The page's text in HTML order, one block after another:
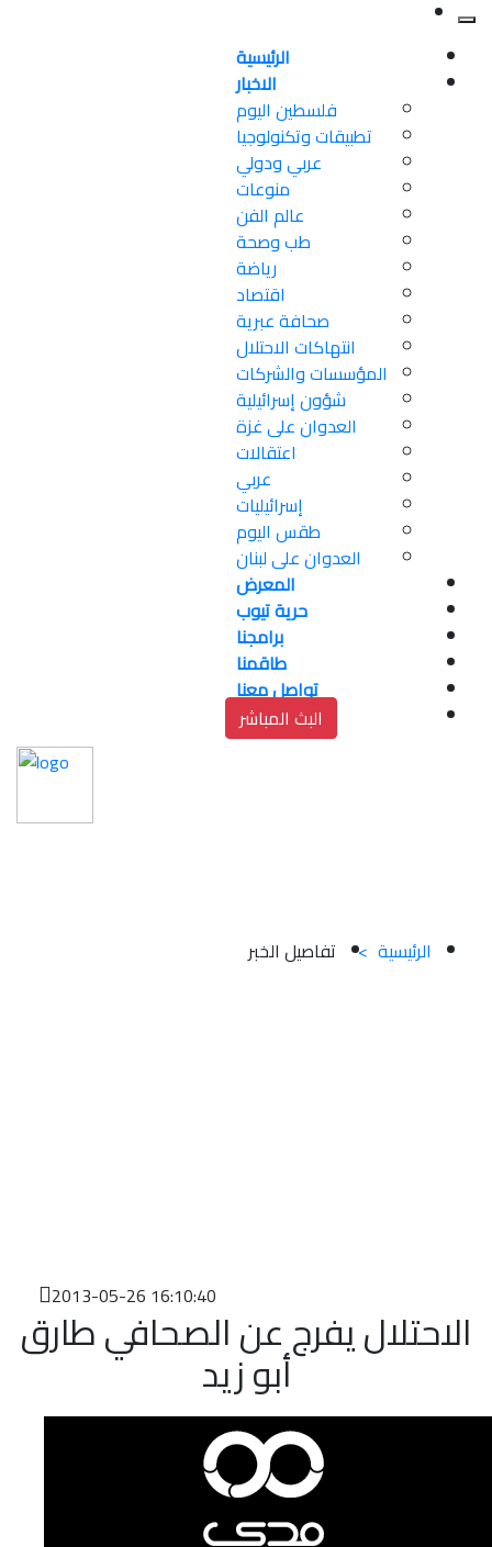
الرئيسية
الاخبار
فلسطين اليوم
تطبيقات وتكنولوجيا
عربي ودولي
منوعات
عالم الفن
طب وصحة
رياضة
اقتصاد
صحافة عبرية
انتهاكات الاحتلال
المؤسسات والشركات
شؤون إسرائيلية
العدوان على غزة
اعتقالات
عربي
إسرائيليات
طقس اليوم
العدوان على لبنان
المعرض
حرية تيوب
برامجنا
طاقمنا
تواصل معنا
البث المباشر
الرئيسية > تفاصيل الخبر
2013-05-26 16:10:40
الاحتلال يفرج عن الصحافي طارق
أبو زيد